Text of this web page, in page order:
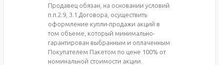
Продавец обязан, на основании условий
п.п.2.9, 3.1 Договора, осуществить
оформление купли-продажи акций в
том объеме, который минимально-
гарантирован выбранным и оплаченным
Покупателем Пакетом по цене 100% от
номинальной стоимости акции.